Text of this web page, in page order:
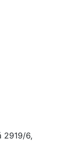
2919/6,